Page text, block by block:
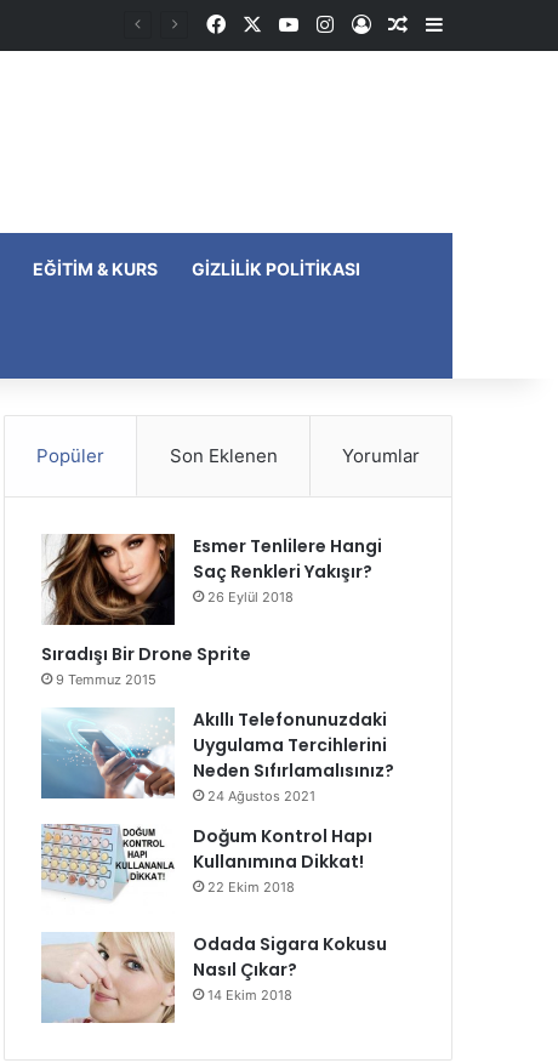
FacebookYouTubeInstagram
Kayıt OlRastgele Makale
Kenar
EĞITIM & KURS GIZLILIK POLITIKASI
Popüler Son Eklenen Yorumlar
Esmer Tenlilere Hangi
Saç Renkleri Yakışır?
26 Eylül 2018
Sıradışı Bir Drone Sprite
9 Temmuz 2015
Akıllı Telefonunuzdaki
Uygulama Tercihlerini
Neden Sıfırlamalısınız?
24 Ağustos 2021
Doğum Kontrol Hapı
Kullanımına Dikkat!
22 Ekim 2018
Odada Sigara Kokusu
Nasıl Çıkar?
14 Ekim 2018